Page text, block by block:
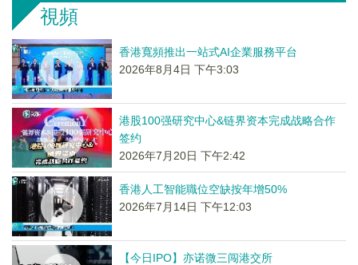
視頻
香港寬頻推出一站式AI企業服務平台
2026年8月4日 下午3:03
港股100强研究中心&链界资本完成战略合作
签约
2026年7月20日 下午2:42
香港人工智能職位空缺按年增50%
2026年7月14日 下午12:03
【今日IPO】亦诺微三闯港交所